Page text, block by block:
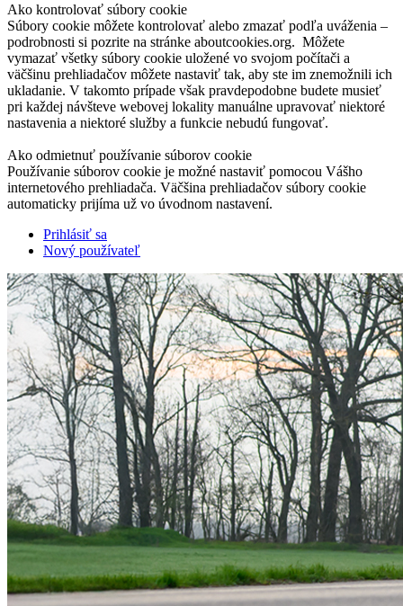
Ako kontrolovať súbory cookie
Súbory cookie môžete kontrolovať alebo zmazať podľa uváženia –
podrobnosti si pozrite na stránke aboutcookies.org. Môžete
vymazať všetky súbory cookie uložené vo svojom počítači a
väčšinu prehliadačov môžete nastaviť tak, aby ste im znemožnili ich
ukladanie. V takomto prípade však pravdepodobne budete musieť
pri každej návšteve webovej lokality manuálne upravovať niektoré
nastavenia a niektoré služby a funkcie nebudú fungovať.
Ako odmietnuť používanie súborov cookie
Používanie súborov cookie je možné nastaviť pomocou Vášho
internetového prehliadača. Väčšina prehliadačov súbory cookie
automaticky prijíma už vo úvodnom nastavení.
Prihlásiť sa
Nový používateľ